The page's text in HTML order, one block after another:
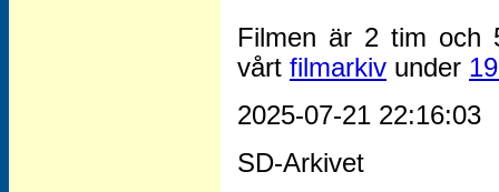
Filmen är 2 tim och
vårt filmarkiv under
2025-07-21 22:16:03
SD-Arkivet